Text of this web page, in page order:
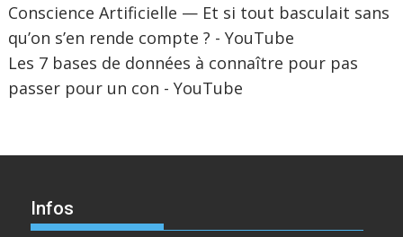
Conscience Artificielle — Et si tout basculait sans
qu’on s’en rende compte ? - YouTube
Les 7 bases de données à connaître pour pas
passer pour un con - YouTube
Infos